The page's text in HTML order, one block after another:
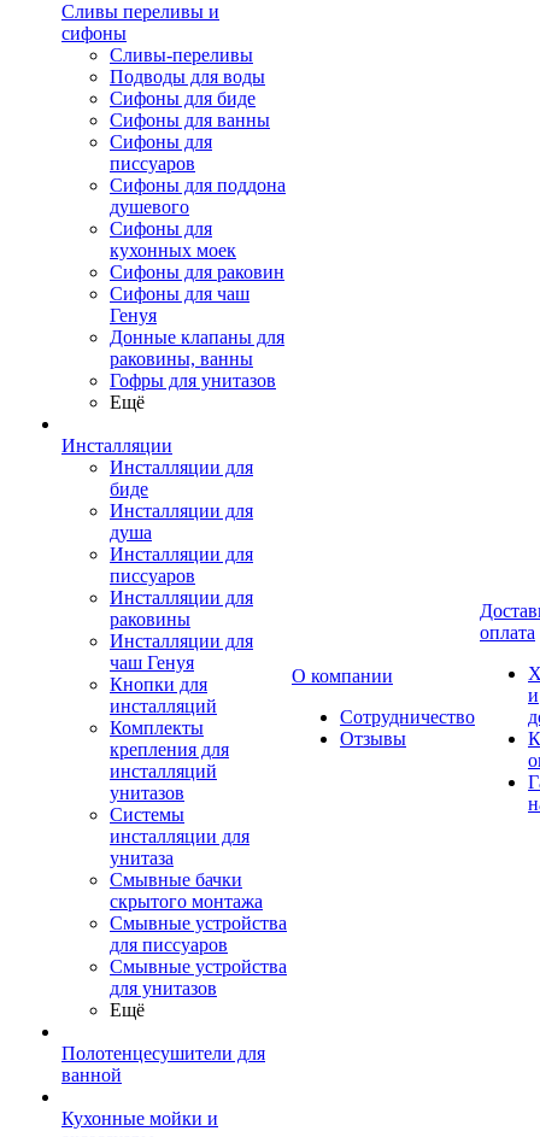
Сливы переливы и
сифоны
Сливы-переливы
Подводы для воды
Сифоны для биде
Сифоны для ванны
Сифоны для
писсуаров
Сифоны для поддона
душевого
Сифоны для
кухонных моек
Сифоны для раковин
Сифоны для чаш
Генуя
Донные клапаны для
раковины, ванны
Гофры для унитазов
Ещё
Инсталляции
Инсталляции для
биде
Инсталляции для
душа
Инсталляции для
писсуаров
Инсталляции для
раковины
Инсталляции для
чаш Генуя
Кнопки для
инсталляций
Комплекты
крепления для
инсталляций
унитазов
Системы
инсталляции для
унитаза
Смывные бачки
скрытого монтажа
Смывные устройства
для писсуаров
Смывные устройства
для унитазов
Ещё
Полотенцесушители для
ванной
Кухонные мойки и
О компании
Сотрудничество
Отзывы
оплата
и